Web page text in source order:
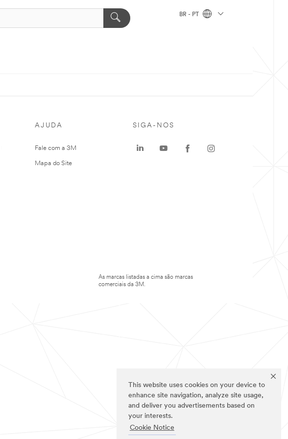
This website uses cookies on your device to
enhance site navigation, analyze site usage,
and deliver you advertisements based on
your interests.
Cookie Notice
BR - PT
AJUDA
Fale com a 3M
Mapa do Site
SIGA-NOS
As marcas listadas a cima são marcas
comerciais da 3M.